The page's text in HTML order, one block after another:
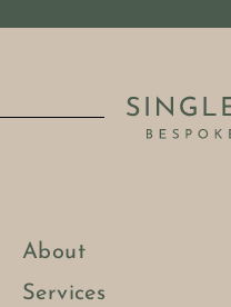
About
Services